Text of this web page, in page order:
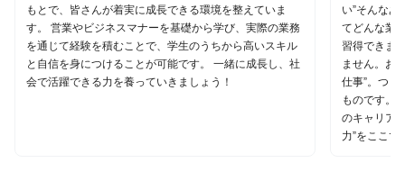
もとで、皆さんが着実に成長できる環境を整えていま
す。 営業やビジネスマナーを基礎から学び、実際の業務
を通じて経験を積むことで、学生のうちから高いスキル
と自信を身につけることが可能です。 一緒に成長し、社
会で活躍できる力を養っていきましょう！
い”そんな
てどんな業
習得できま
ません。お
仕事”。つま
ものです。
のキャリア
力”をここで